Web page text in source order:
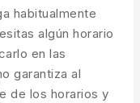
habitualmente
algún horario
en las
garantiza al
de los horarios y